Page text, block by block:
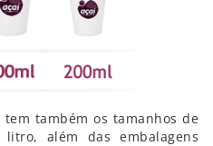
tem também os tamanhos de
além das embalagens